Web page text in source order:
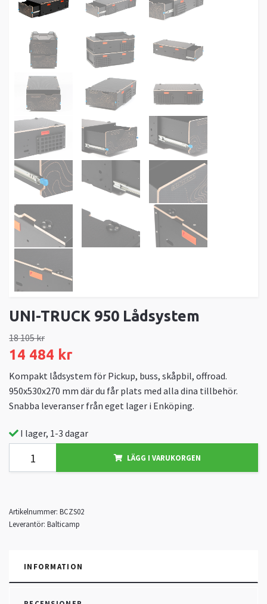
UNI-TRUCK 950 Lådsystem
18 105 kr
14 484 kr
Kompakt lådsystem för Pickup, buss, skåpbil, offroad.
950x530x270 mm där du får plats med alla dina tillbehör.
Snabba leveranser från eget lager i Enköping.
I lager, 1-3 dagar
LÄGG I VARUKORGEN
Artikelnummer: BCZS02
Leverantör: Balticamp
INFORMATION